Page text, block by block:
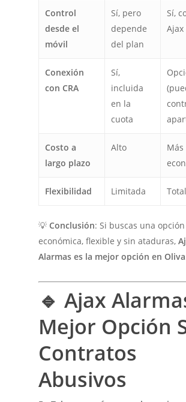
Control
desde el
móvil
Sí, pero
depende
del plan
Sí,
Conexión
con CRA
Sí,
incluida
en la
cuota
Costo a
largo plazo
Alto
Más
Flexibilidad Limitada Total
💡 Conclusión: Si buscas una opción
económica, flexible y sin ataduras,
Alarmas es la mejor opción en Oliva
🔹 Ajax
Mejor Opción
Contratos
Abusivos